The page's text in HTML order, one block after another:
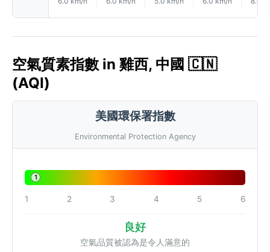
空氣質素指數 in 雞西, 中國 🇨🇳
(AQI)
美國環保署指數
Environmental Protection Agency
1
1 2 3 4 5 6
良好
空氣品質被認為是令人滿意的